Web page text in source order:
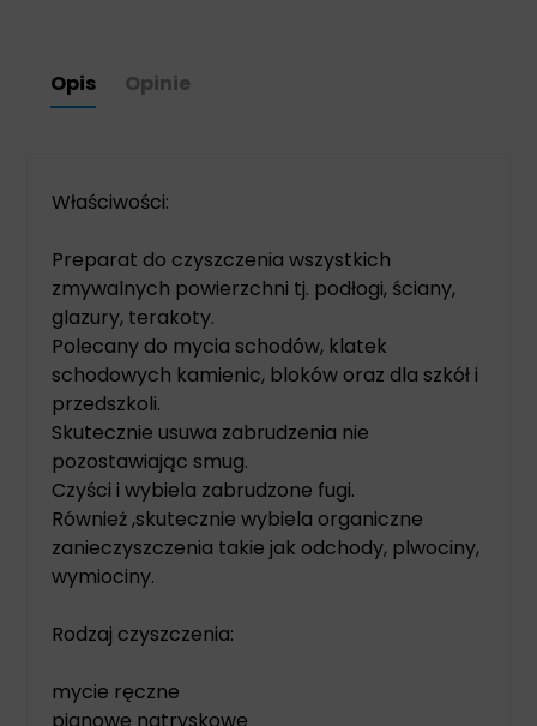
Opis Opinie
Właściwości:
Preparat do czyszczenia wszystkich
zmywalnych powierzchni tj. podłogi, ściany,
glazury, terakoty.
Polecany do mycia schodów, klatek
schodowych kamienic, bloków oraz dla szkół i
przedszkoli.
Skutecznie usuwa zabrudzenia nie
pozostawiając smug.
Czyści i wybiela zabrudzone fugi.
Również ,skutecznie wybiela organiczne
zanieczyszczenia takie jak odchody, plwociny,
wymiociny.
Rodzaj czyszczenia:
mycie ręczne
pianowe natryskowe